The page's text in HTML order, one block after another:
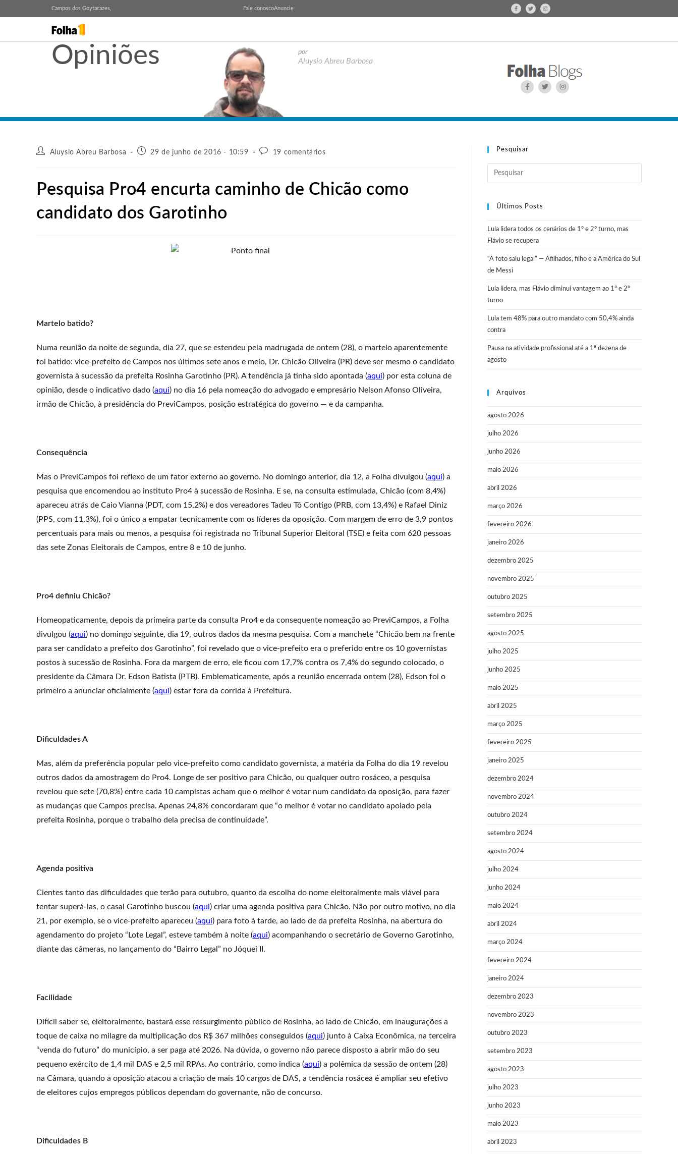
Campos dos Goytacazes, Fale conoscoAnuncie
Opiniões por
Aluysio Abreu Barbosa
Aluysio Abreu Barbosa 29 de junho de 2016 - 10:59 19 comentários
Pesquisa Pro4 encurta caminho de Chicão como
candidato dos Garotinho
Martelo batido?
Numa reunião da noite de segunda, dia 27, que se estendeu pela madrugada de ontem (28), o martelo aparentemente
foi batido: vice-prefeito de Campos nos últimos sete anos e meio, Dr. Chicão Oliveira (PR) deve ser mesmo o candidato
governista à sucessão da prefeita Rosinha Garotinho (PR). A tendência já tinha sido apontada (aqui) por esta coluna de
opinião, desde o indicativo dado (aqui) no dia 16 pela nomeação do advogado e empresário Nelson Afonso Oliveira,
irmão de Chicão, à presidência do PreviCampos, posição estratégica do governo — e da campanha.
Consequência
Mas o PreviCampos foi reflexo de um fator externo ao governo. No domingo anterior, dia 12, a Folha divulgou (aqui) a
pesquisa que encomendou ao instituto Pro4 à sucessão de Rosinha. E se, na consulta estimulada, Chicão (com 8,4%)
apareceu atrás de Caio Vianna (PDT, com 15,2%) e dos vereadores Tadeu Tô Contigo (PRB, com 13,4%) e Rafael Diniz
(PPS, com 11,3%), foi o único a empatar tecnicamente com os líderes da oposição. Com margem de erro de 3,9 pontos
percentuais para mais ou menos, a pesquisa foi registrada no Tribunal Superior Eleitoral (TSE) e feita com 620 pessoas
das sete Zonas Eleitorais de Campos, entre 8 e 10 de junho.
Pro4 definiu Chicão?
Homeopaticamente, depois da primeira parte da consulta Pro4 e da consequente nomeação ao PreviCampos, a Folha
divulgou (aqui) no domingo seguinte, dia 19, outros dados da mesma pesquisa. Com a manchete “Chicão bem na frente
para ser candidato a prefeito dos Garotinho”, foi revelado que o vice-prefeito era o preferido entre os 10 governistas
postos à sucessão de Rosinha. Fora da margem de erro, ele ficou com 17,7% contra os 7,4% do segundo colocado, o
presidente da Câmara Dr. Edson Batista (PTB). Emblematicamente, após a reunião encerrada ontem (28), Edson foi o
primeiro a anunciar oficialmente (aqui) estar fora da corrida à Prefeitura.
Dificuldades A
Mas, além da preferência popular pelo vice-prefeito como candidato governista, a matéria da Folha do dia 19 revelou
outros dados da amostragem do Pro4. Longe de ser positivo para Chicão, ou qualquer outro rosáceo, a pesquisa
revelou que sete (70,8%) entre cada 10 campistas acham que o melhor é votar num candidato da oposição, para fazer
as mudanças que Campos precisa. Apenas 24,8% concordaram que “o melhor é votar no candidato apoiado pela
prefeita Rosinha, porque o trabalho dela precisa de continuidade”.
Agenda positiva
Cientes tanto das dificuldades que terão para outubro, quanto da escolha do nome eleitoralmente mais viável para
tentar superá-las, o casal Garotinho buscou (aqui) criar uma agenda positiva para Chicão. Não por outro motivo, no dia
21, por exemplo, se o vice-prefeito apareceu (aqui) para foto à tarde, ao lado de da prefeita Rosinha, na abertura do
agendamento do projeto “Lote Legal”, esteve também à noite (aqui) acompanhando o secretário de Governo Garotinho,
diante das câmeras, no lançamento do “Bairro Legal” no Jóquei II.
Facilidade
Difícil saber se, eleitoralmente, bastará esse ressurgimento público de Rosinha, ao lado de Chicão, em inaugurações a
toque de caixa no milagre da multiplicação dos R$ 367 milhões conseguidos (aqui) junto à Caixa Econômica, na terceira
“venda do futuro” do município, a ser paga até 2026. Na dúvida, o governo não parece disposto a abrir mão do seu
pequeno exército de 1,4 mil DAS e 2,5 mil RPAs. Ao contrário, como indica (aqui) a polêmica da sessão de ontem (28)
na Câmara, quando a oposição atacou a criação de mais 10 cargos de DAS, a tendência rosácea é ampliar seu efetivo
de eleitores cujos empregos públicos dependam do governante, não de concurso.
Dificuldades B
Pesquisar
Últimos Posts
Lula lidera todos os cenários de 1º e 2º turno, mas
Flávio se recupera
“A foto saiu legal” — Afilhados, filho e a América do Sul
de Messi
Lula lidera, mas Flávio diminui vantagem ao 1º e 2º
turno
Lula tem 48% para outro mandato com 50,4% ainda
contra
Pausa na atividade profissional até a 1ª dezena de
agosto
Arquivos
agosto 2026
julho 2026
junho 2026
maio 2026
abril 2026
março 2026
fevereiro 2026
janeiro 2026
dezembro 2025
novembro 2025
outubro 2025
setembro 2025
agosto 2025
julho 2025
junho 2025
maio 2025
abril 2025
março 2025
fevereiro 2025
janeiro 2025
dezembro 2024
novembro 2024
outubro 2024
setembro 2024
agosto 2024
julho 2024
junho 2024
maio 2024
abril 2024
março 2024
fevereiro 2024
janeiro 2024
dezembro 2023
novembro 2023
outubro 2023
setembro 2023
agosto 2023
julho 2023
junho 2023
maio 2023
abril 2023